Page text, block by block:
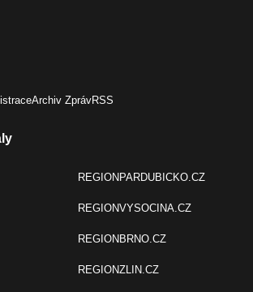
Archiv ZprávRSS
REGIONPARDUBICKO.CZ
REGIONVYSOCINA.CZ
REGIONBRNO.CZ
REGIONZLIN.CZ